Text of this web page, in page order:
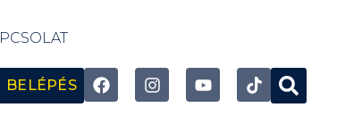
BELÉPÉS